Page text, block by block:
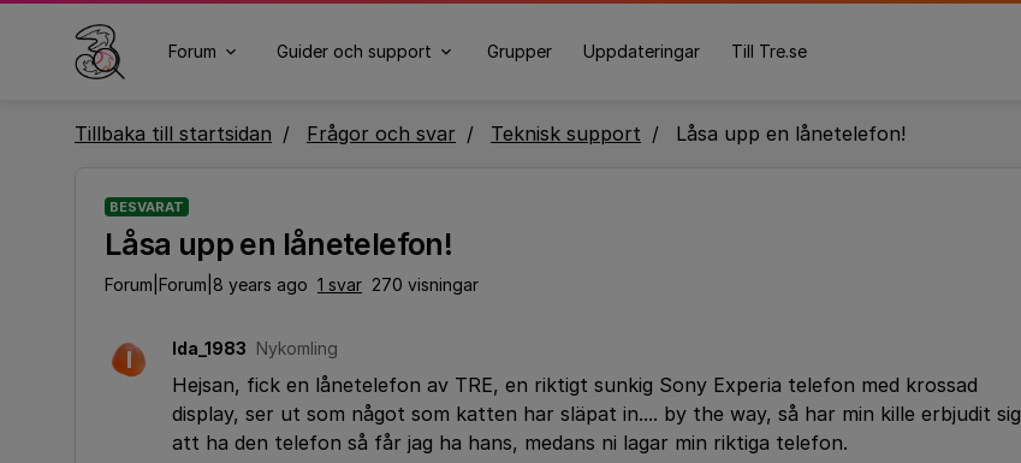
Forum Guider och support Grupper Uppdateringar Till Tre.se
Tillbaka till startsidan Frågor och svar Teknisk support Låsa upp en lånetelefon!
BESVARAT
Låsa upp en lånetelefon!
Forum|Forum|8 years ago 1 svar 270 visningar
I Ida_1983 Nykomling
Hejsan, fick en lånetelefon av TRE, en riktigt sunkig Sony Experia telefon med krossad
display, ser ut som något som katten har släpat in.... by the way, så har min kille erbjudit sig
att ha den telefon så får jag ha hans, medans ni lagar min riktiga telefon.